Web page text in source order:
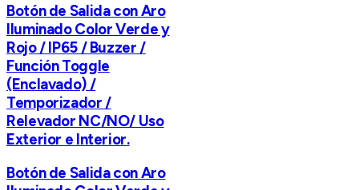
Botón de Salida con Aro
Iluminado Color Verde y
Rojo / IP65 / Buzzer /
Función Toggle
(Enclavado) /
Temporizador /
Relevador NC/NO/ Uso
Exterior e Interior.
Botón de Salida con Aro